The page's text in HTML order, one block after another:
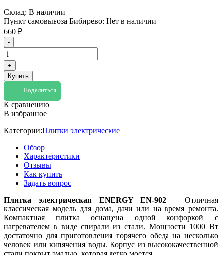
Склад: В наличии
Пункт самовывоза Бибирево: Нет в наличии
660 ₽
-
+
Купить
Поделиться
К сравнению
В избранное
Категории:Плитки электрические
Обзор
Характеристики
Отзывы
Как купить
Задать вопрос
Плитка электрическая ENERGY EN-902 – Отличная
классическая модель для дома, дачи или на время ремонта.
Компактная плитка оснащена одной конфоркой с
нагревателем в виде спирали из стали. Мощности 1000 Вт
достаточно для приготовления горячего обеда на несколько
человек или кипячения воды. Корпус из высококачественной
стали покрыт эмалью, которая легко моется.